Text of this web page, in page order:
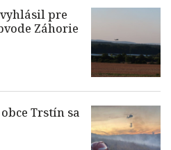
pre
Záhorie
Trstín sa